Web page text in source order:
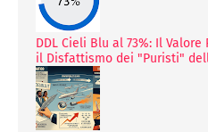
DDL Cieli Blu al 73%: Il
il Disfattismo dei "Puristi"